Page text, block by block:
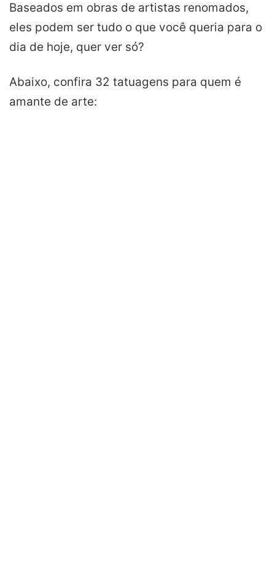
Baseados em obras de artistas renomados,
eles podem ser tudo o que você queria para o
dia de hoje, quer ver só?
Abaixo, confira 32 tatuagens para quem é
amante de arte: